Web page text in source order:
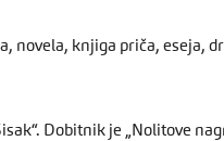
novela, knjiga priča, eseja,
Dobitnik je „Nolitove